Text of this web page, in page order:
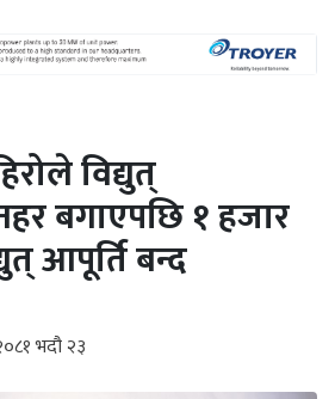
विद्युत्
बगाएपछि १ हजार
आपूर्ति बन्द
भदौ २३